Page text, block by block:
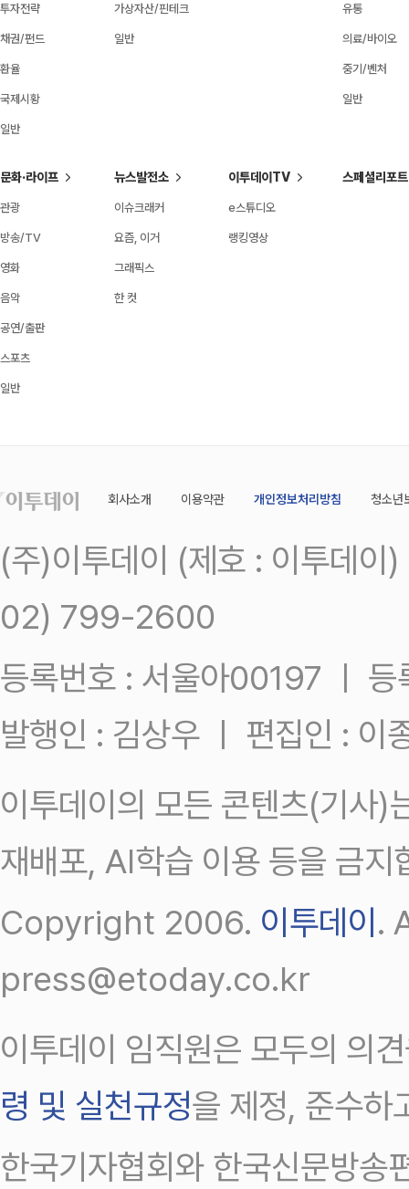
투자전략
채권/펀드
환율
국제시황
일반
가상자산/핀테크
일반
유통
의료/바이오
중기/벤처
일반
문화·라이프
관광
방송/TV
영화
음악
공연/출판
스포츠
일반
뉴스발전소
이슈크래커
요즘, 이거
그래픽스
한 컷
이투데이TV
e스튜디오
랭킹영상
스페셜리포트
회사소개 이용약관 개인정보처리방침 청소년
(주)이투데이 (제호 : 이투데
02) 799-2600
등록번호 : 서울아00197 ㅣ
발행인 : 김상우 ㅣ 편집인 : 이
이투데이의 모든 콘텐츠(기사)
재배포, AI학습 이용 등을 금지
Copyright 2006. 이투데이 .
press@etoday.co.kr
이투데이 임직원은 모두의 의
령 및 실천규정을 제정, 준수하
한국기자협회와 한국신문방송